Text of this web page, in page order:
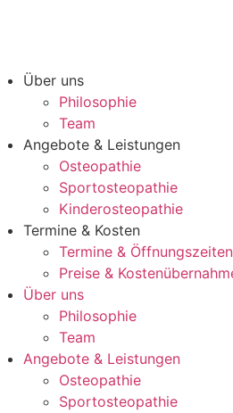
Über uns
Philosophie
Team
Angebote & Leistungen
Osteopathie
Sportosteopathie
Kinderosteopathie
Termine & Kosten
Termine & Öffnungszeiten
Preise &
Über uns
Philosophie
Team
Angebote & Leistungen
Osteopathie
Sportosteopathie